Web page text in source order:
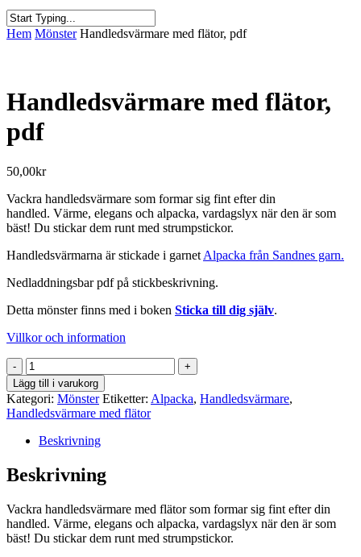
Close
Hem Mönster Handledsvärmare med flätor, pdf
Handledsvärmare med flätor,
pdf
50,00kr
Vackra handledsvärmare som formar sig fint efter din
handled. Värme, elegans och alpacka, vardagslyx när den är som
bäst! Du stickar dem runt med strumpstickor.
Handledsvärmarna är stickade i garnet Alpacka från Sandnes garn.
Nedladdningsbar pdf på stickbeskrivning.
Detta mönster finns med i boken Sticka till dig själv.
Villkor och information
Handledsvärmare
med
flätor,
pdf
mängd
Lägg till i varukorg
Kategori: Mönster Etiketter: Alpacka, Handledsvärmare,
Handledsvärmare med flätor
Beskrivning
Beskrivning
Vackra handledsvärmare med flätor som formar sig fint efter din
handled. Värme, elegans och alpacka, vardagslyx när den är som
bäst! Du stickar dem runt med strumpstickor.